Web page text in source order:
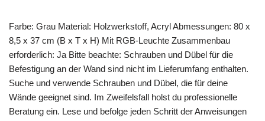
Farbe: Grau Material: Holzwerkstoff, Acryl Abmessungen: 80 x
8,5 x 37 cm (B x T x H) Mit RGB-Leuchte Zusammenbau
erforderlich: Ja Bitte beachte: Schrauben und Dübel für die
Befestigung an der Wand sind nicht im Lieferumfang enthalten.
Suche und verwende Schrauben und Dübel, die für deine
Wände geeignet sind. Im Zweifelsfall holst du professionelle
Beratung ein. Lese und befolge jeden Schritt der Anweisungen